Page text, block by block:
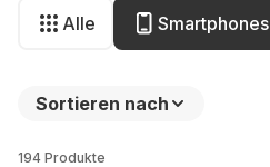
Alle Smartphones
Sortieren nach
194 Produkte